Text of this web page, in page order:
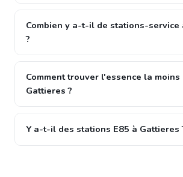
Combien y a-t-il de stations-service
?
Comment trouver l'essence la moins
Gattieres ?
Y a-t-il des stations E85 à Gattieres